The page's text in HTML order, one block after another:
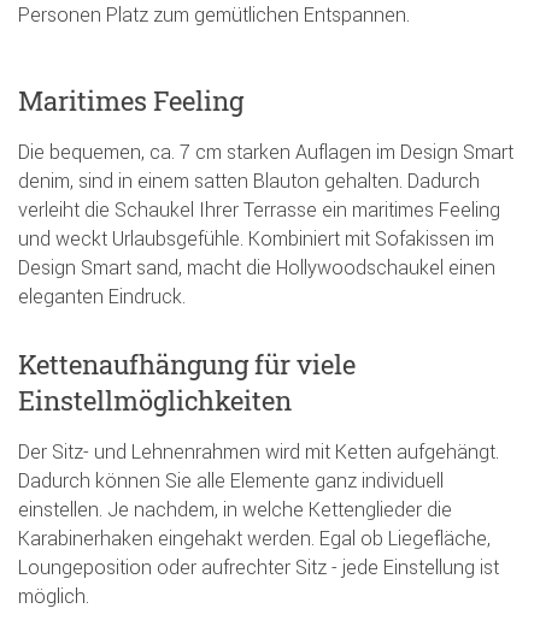
Personen Platz zum gemütlichen Entspannen.
Maritimes Feeling
Die bequemen, ca. 7 cm starken Auflagen im Design Smart
denim, sind in einem satten Blauton gehalten. Dadurch
verleiht die Schaukel Ihrer Terrasse ein maritimes Feeling
und weckt Urlaubsgefühle. Kombiniert mit Sofakissen im
Design Smart sand, macht die Hollywoodschaukel einen
eleganten Eindruck.
Kettenaufhängung für viele
Einstellmöglichkeiten
Der Sitz- und Lehnenrahmen wird mit Ketten aufgehängt.
Dadurch können Sie alle Elemente ganz individuell
einstellen. Je nachdem, in welche Kettenglieder die
Karabinerhaken eingehakt werden. Egal ob Liegefläche,
Loungeposition oder aufrechter Sitz - jede Einstellung ist
möglich.